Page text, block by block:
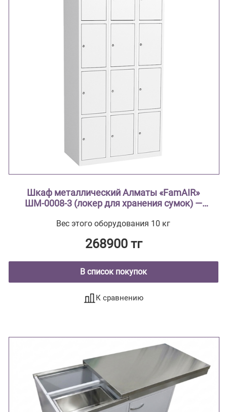
Шкаф металлический Алматы «FamAIR»
ШМ-0008-3 (локер для хранения сумок) —
Вес этого оборудования 10 кг
268900 тг
В список покупок
К сравнению